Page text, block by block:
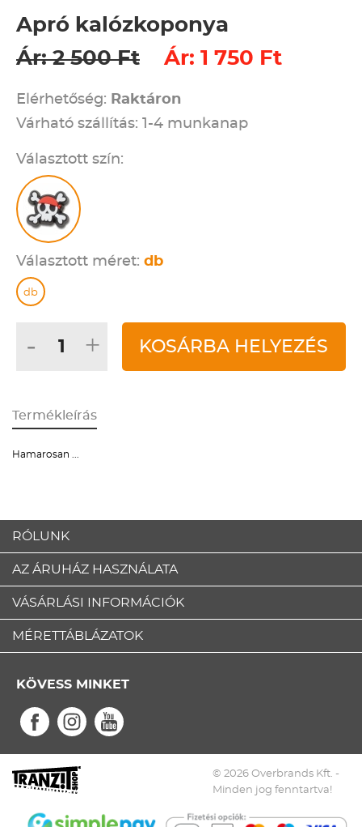
Apró kalózkoponya
Ár: 2 500 Ft
Ár: 1 750 Ft
Elérhetőség: Raktáron
Várható szállítás: 1-4 munkanap
Választott szín:
Választott méret: db
db
- + KOSÁRBA HELYEZÉS
Termékleírás
Hamarosan ...
RÓLUNK
AZ ÁRUHÁZ HASZNÁLATA
VÁSÁRLÁSI INFORMÁCIÓK
MÉRETTÁBLÁZATOK
KÖVESS MINKET
© 2026 Overbrands Kft. -
Minden jog fenntartva!